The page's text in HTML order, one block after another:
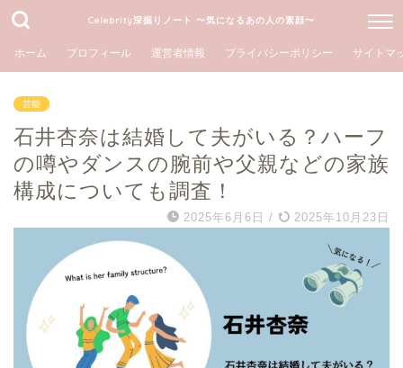
Celebrity深掘りノート 〜気になるあの人の素顔〜
ホーム プロフィール 運営者情報 プライバシーポリシー サイトマ
芸能
石井杏奈は結婚して夫がいる？ハーフ
の噂やダンスの腕前や父親などの家族
構成についても調査！
2025年6月6日 / 2025年10月23日